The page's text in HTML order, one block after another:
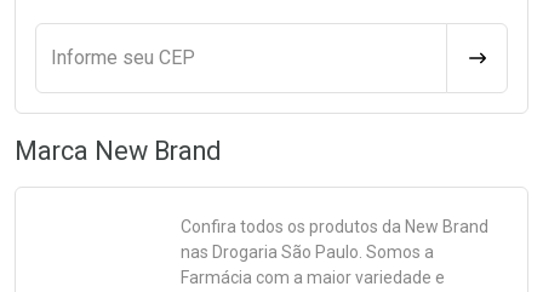
Informe seu CEP
Marca New Brand
Confira todos os produtos da New Brand
nas Drogaria São Paulo. Somos a
Farmácia com a maior variedade e